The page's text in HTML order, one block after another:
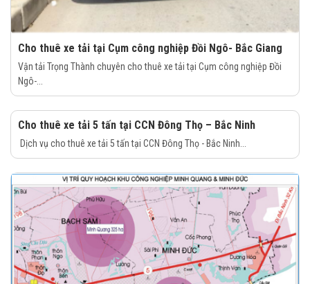
Cho thuê xe tải tại Cụm công nghiệp Đồi Ngô- Bắc Giang
Vận tải Trọng Thành chuyên cho thuê xe tải tại Cụm công nghiệp Đồi
Ngô-...
Cho thuê xe tải 5 tấn tại CCN Đông Thọ – Bắc Ninh
Dịch vụ cho thuê xe tải 5 tấn tại CCN Đông Thọ - Bắc Ninh...